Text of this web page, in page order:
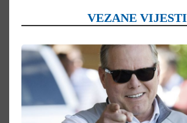
VEZANE VIJESTI